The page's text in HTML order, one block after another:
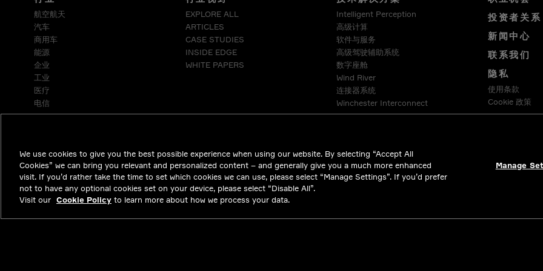
航空航天
汽车
商用车
能源
企业
工业
医疗
电信
EXPLORE ALL
ARTICLES
CASE STUDIES
INSIDE EDGE
WHITE PAPERS
Intelligent Perception
高级计算
软件与服务
高级驾驶辅助系统
数字座舱
Wind River
连接器系统
Winchester Interconnect
Intercable Automotive Solutions
投资者关系
新闻中心
联系我们
隐私
使用条款
Cookie 政策
We use cookies to give you the best possible experience when using our website. By selecting “Accept All
Cookies” we can bring you relevant and personalized content – and generally give you a much more enhanced
visit. If you’d rather take the time to set which cookies we can use, please select “Manage Settings”. If you’d prefer
not to have any optional cookies set on your device, please select “Disable All”.
Visit our Cookie Policy to learn more about how we process your data.
Manage